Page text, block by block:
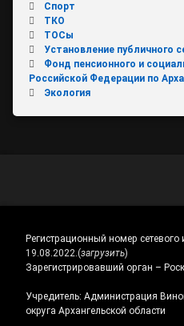
Спорт
ТКО
ТОСы
Установление публичного
Фонд пенсионного и
Российской Федерации по
Экология
Регистрационный номер сетевого
19.08.2022.(загрузить)
Зарегистрировавший орган –
Учредитель: Администрация
округа Архангельской области